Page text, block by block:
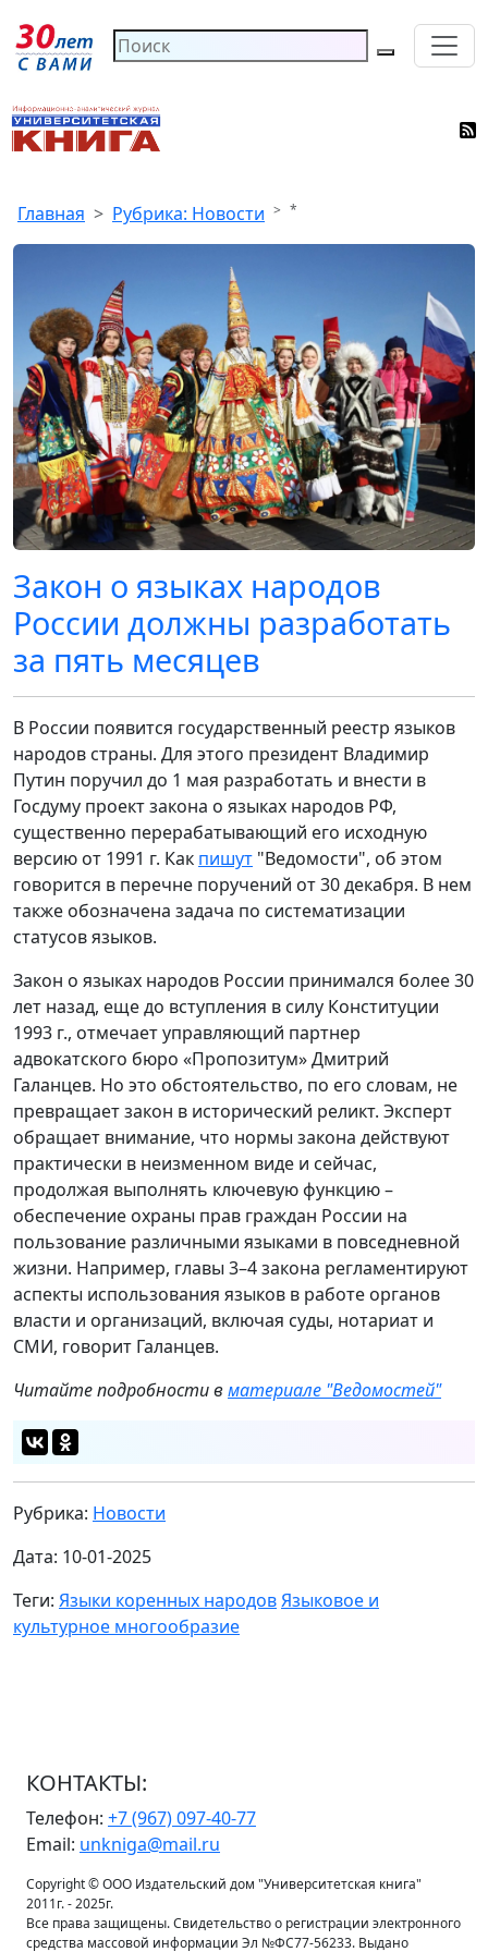
Главная Рубрика: Новости *
Закон о языках народов
России должны разработать
за пять месяцев
В России появится государственный реестр языков
народов страны. Для этого президент Владимир
Путин поручил до 1 мая разработать и внести в
Госдуму проект закона о языках народов РФ,
существенно перерабатывающий его исходную
версию от 1991 г. Как пишут "Ведомости", об этом
говорится в перечне поручений от 30 декабря. В нем
также обозначена задача по систематизации
статусов языков.
Закон о языках народов России принимался более 30
лет назад, еще до вступления в силу Конституции
1993 г., отмечает управляющий партнер
адвокатского бюро «Пропозитум» Дмитрий
Галанцев. Но это обстоятельство, по его словам, не
превращает закон в исторический реликт. Эксперт
обращает внимание, что нормы закона действуют
практически в неизменном виде и сейчас,
продолжая выполнять ключевую функцию –
обеспечение охраны прав граждан России на
пользование различными языками в повседневной
жизни. Например, главы 3–4 закона регламентируют
аспекты использования языков в работе органов
власти и организаций, включая суды, нотариат и
СМИ, говорит Галанцев.
Читайте подробности вматериале "Ведомостей"
Рубрика: Новости
Дата: 10-01-2025
Теги: Языки коренных народовЯзыковое и
культурное многообразие
КОНТАКТЫ:
Телефон: +7 (967) 097-40-77
Email: unkniga@mail.ru
Copyright © ООО Издательский дом "Университетская книга"
2011г. - 2025г.
Все права защищены. Свидетельство о регистрации электронного
средства массовой информации Эл №ФС77-56233. Выдано